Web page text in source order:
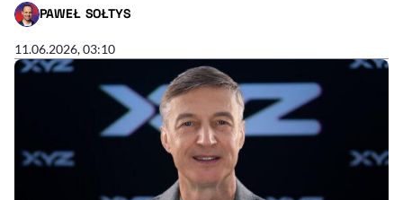
PAWEŁ SOŁTYS
- AUTOR ARTYKUŁU - PROFIL
11.06.2026, 03:10